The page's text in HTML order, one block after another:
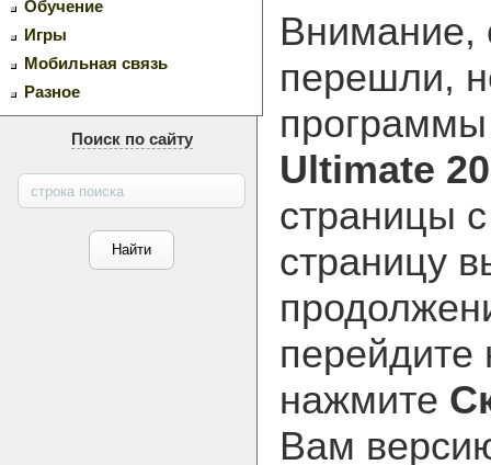
Обучение
Игры
Мобильная связь
Разное
Поиск по сайту
Внимание,
перешли,
Ultimate
страницы
страницу
нажмите
Вам